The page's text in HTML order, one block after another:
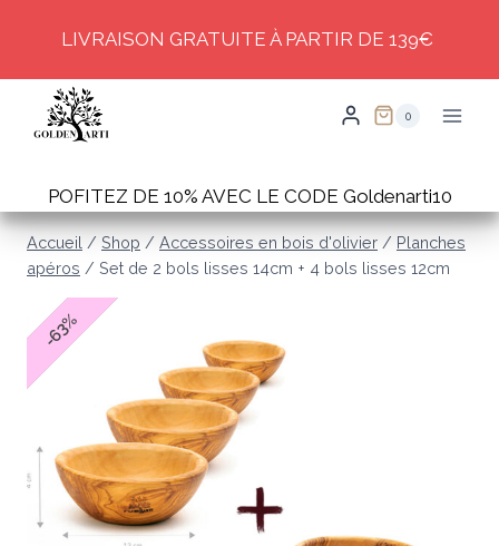
content
LIVRAISON GRATUITE À PARTIR DE 139€
0
POFITEZ DE 10% AVEC LE CODE Goldenarti10
Accueil / Shop / Accessoires en bois d'olivier / Planches
apéros / Set de 2 bols lisses 14cm + 4 bols lisses 12cm
-
63
%